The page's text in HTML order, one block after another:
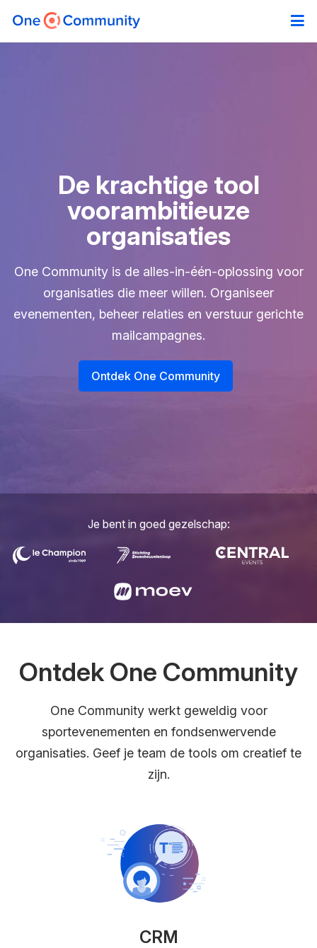
De krachtige tool
voorambitieuze
organisaties
One Community is de alles-in-één-oplossing voor
organisaties die meer willen. Organiseer
evenementen, beheer relaties en verstuur gerichte
mailcampagnes.
Ontdek One Community
Je bent in goed gezelschap:
Ontdek One Community
One Community werkt geweldig voor
sportevenementen en fondsenwervende
organisaties. Geef je team de tools om creatief te
zijn.
CRM